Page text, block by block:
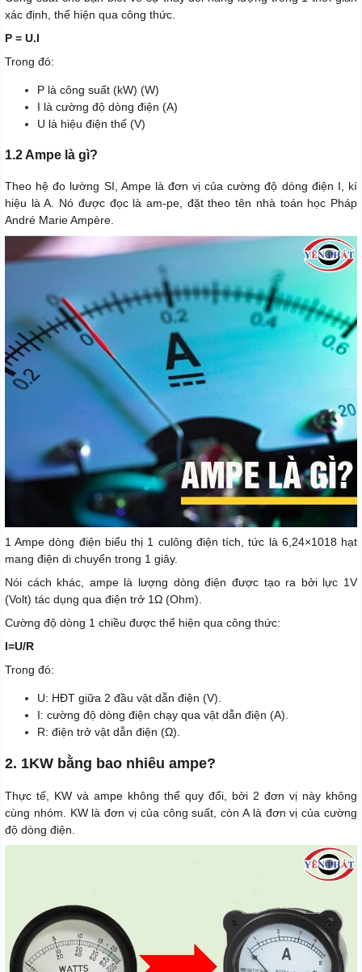
xác định, thể hiện qua công thức.
P = U.I
Trong đó:
P là công suất (kW) (W)
I là cường độ dòng điện (A)
U là hiệu điện thế (V)
1.2 Ampe là gì?
Theo hệ đo lường SI, Ampe là đơn vị của cường độ dòng điện I, kí
hiệu là A. Nó được đọc là am-pe, đặt theo tên nhà toán học Pháp
André Marie Ampère.
1 Ampe dòng điện biểu thị 1 culông điện tích, tức là 6,24×1018 hạt
mang điện di chuyển trong 1 giây.
Nói cách khác, ampe là lượng dòng điện được tạo ra bởi lực 1V
(Volt) tác dụng qua điện trở 1Ω (Ohm).
Cường độ dòng 1 chiều được thể hiện qua công thức:
I=U/R
Trong đó:
U: HĐT giữa 2 đầu vật dẫn điện (V).
I: cường độ dòng điện chạy qua vật dẫn điện (A).
R: điện trở vật dẫn điện (Ω).
2. 1KW bằng bao nhiêu ampe?
Thực tế, KW và ampe không thể quy đổi, bởi 2 đơn vị này không
cùng nhóm. KW là đơn vị của công suất, còn A là đơn vị của cường
độ dòng điện.